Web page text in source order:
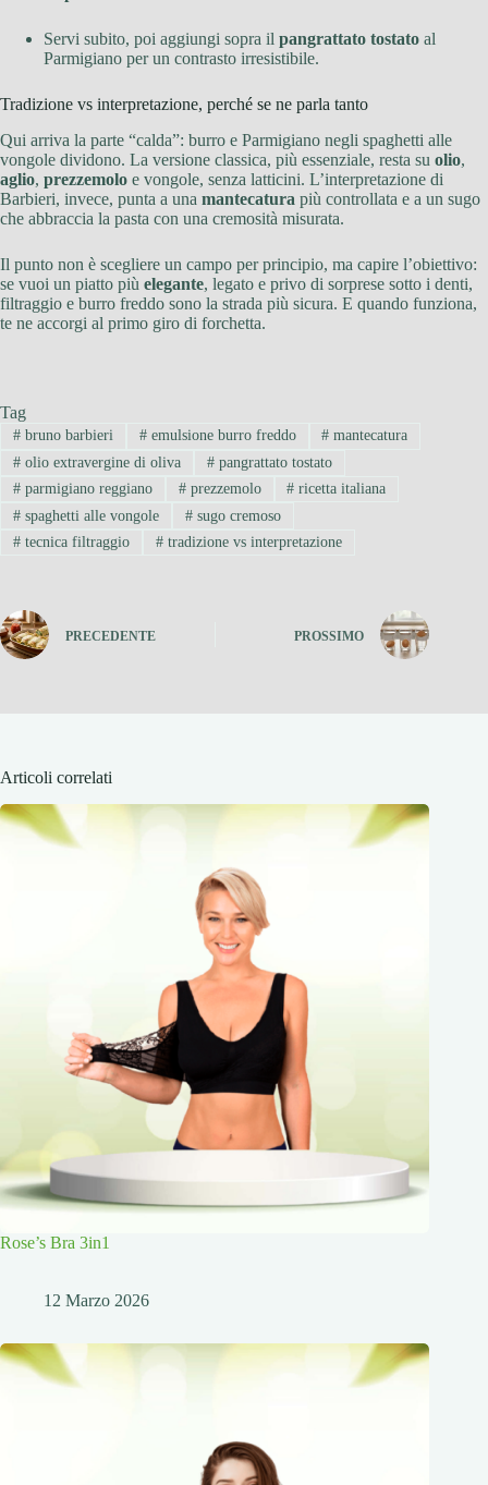
Servi subito, poi aggiungi sopra il pangrattato tostato al
Parmigiano per un contrasto irresistibile.
Tradizione vs interpretazione, perché se ne parla tanto
Qui arriva la parte “calda”: burro e Parmigiano negli spaghetti alle
vongole dividono. La versione classica, più essenziale, resta su olio,
aglio, prezzemolo e vongole, senza latticini. L’interpretazione di
Barbieri, invece, punta a una mantecatura più controllata e a un sugo
che abbraccia la pasta con una cremosità misurata.
Il punto non è scegliere un campo per principio, ma capire l’obiettivo:
se vuoi un piatto più elegante, legato e privo di sorprese sotto i denti,
filtraggio e burro freddo sono la strada più sicura. E quando funziona,
te ne accorgi al primo giro di forchetta.
Tag
#bruno barbieri #emulsione burro freddo # mantecatura
#olio extravergine di oliva #pangrattato tostato
#parmigiano reggiano #prezzemolo # ricetta italiana
#spaghetti alle vongole #sugo cremoso
#tecnica filtraggio #tradizione vs interpretazione
PRECEDENTE PROSSIMO
Articoli correlati
Rose’s Bra 3in1
12 Marzo 2026